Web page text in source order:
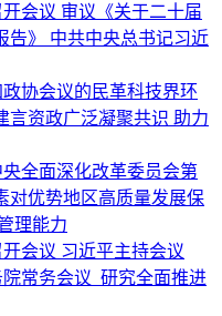
会议 审议《关于二十届
告》 中共中央总书记习近
协会议的民革科技界环
言资政广泛凝聚共识 助力
全面深化改革委员会第
对优势地区高质量发展保
理能力
会议 习近平主持会议
常务会议 研究全面推进